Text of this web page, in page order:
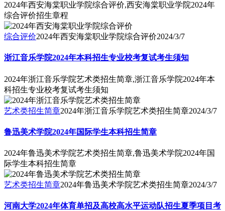
2024年西安海棠职业学院综合评价,西安海棠职业学院2024年
综合评价招生章程
综合评价2024年西安海棠职业学院综合评价2024/3/7
浙江音乐学院2024年本科招生专业校考复试考生须知
2024年浙江音乐学院艺术类招生简章,浙江音乐学院2024年本
科招生专业校考复试考生须知
艺术类招生简章2024年浙江音乐学院艺术类招生简章2024/3/7
鲁迅美术学院2024年国际学生本科招生简章
2024年鲁迅美术学院艺术类招生简章,鲁迅美术学院2024年国
际学生本科招生简章
艺术类招生简章2024年鲁迅美术学院艺术类招生简章2024/3/7
河南大学2024年体育单招及高校高水平运动队招生夏季项目考